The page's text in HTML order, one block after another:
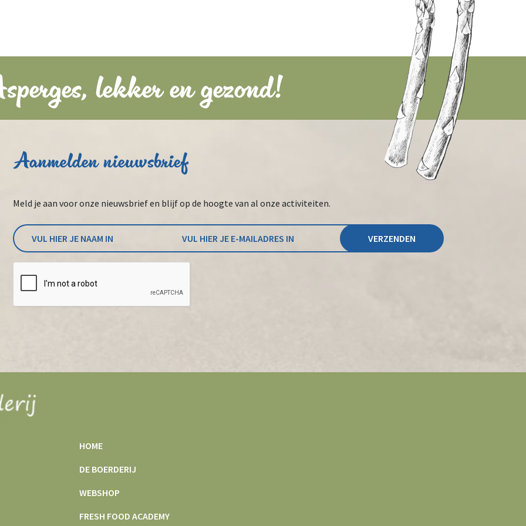
lekker en gezond!
Aanmelden nieuwsbrief
Meld je aan voor onze nieuwsbrief en blijf op de hoogte van al onze activiteiten.
HOME
DE BOERDERIJ
WEBSHOP
FRESH FOOD ACADEMY